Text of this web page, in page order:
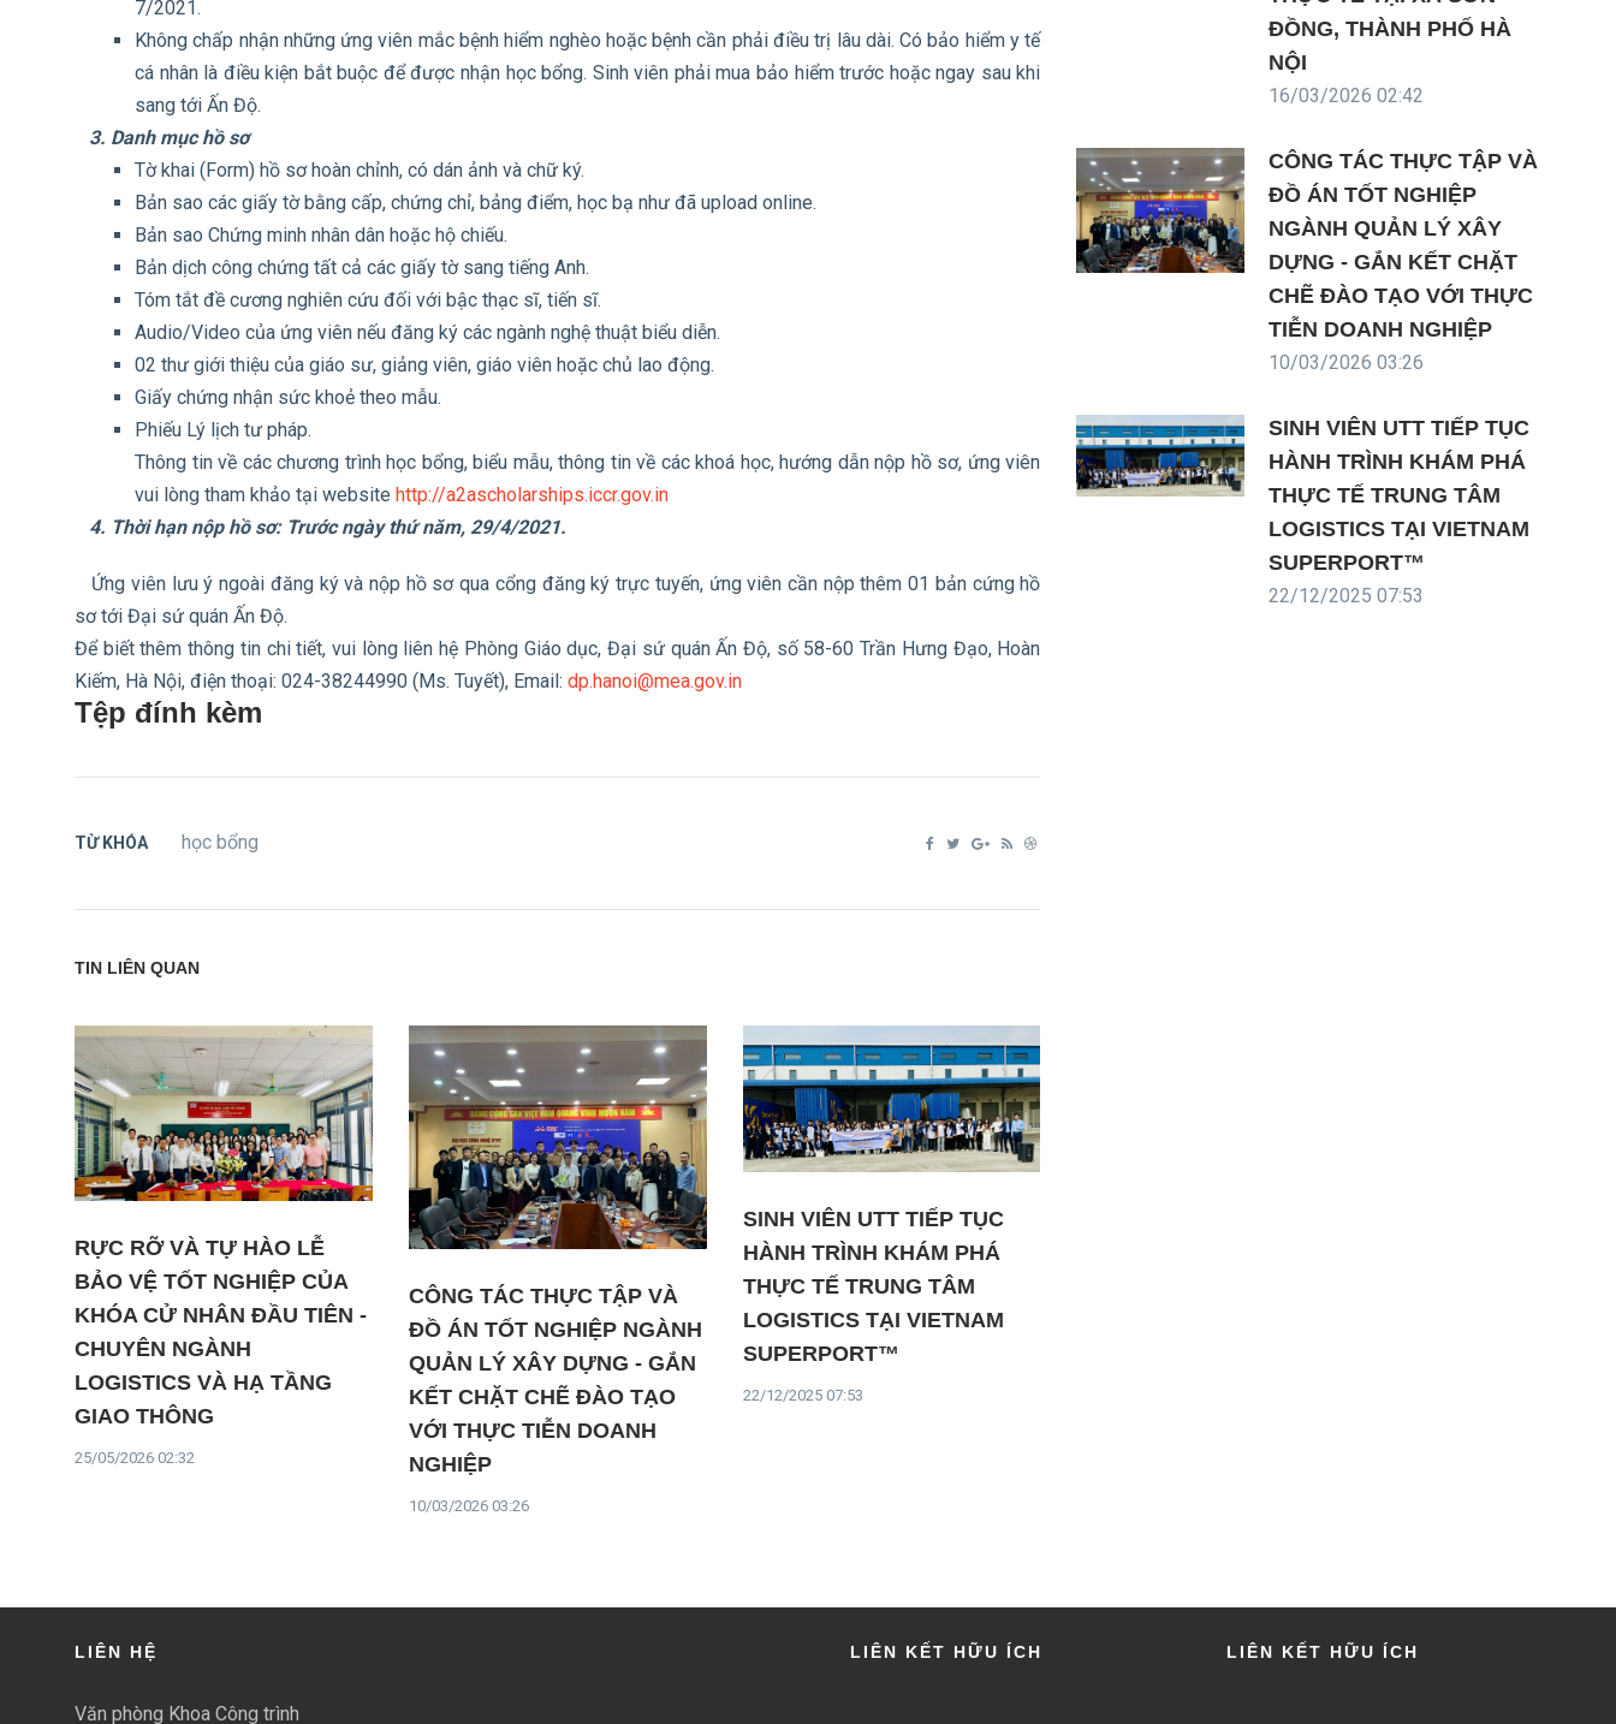
7/2021.
Không chấp nhận những ứng viên mắc bệnh hiểm nghèo hoặc bệnh cần phải điều trị lâu dài. Có bảo hiểm y tế
cá nhân là điều kiện bắt buộc để được nhận học bổng. Sinh viên phải mua bảo hiểm trước hoặc ngay sau khi
sang tới Ấn Độ.
3. Danh mục hồ sơ
Tờ khai (Form) hồ sơ hoàn chỉnh, có dán ảnh và chữ ký.
Bản sao các giấy tờ bằng cấp, chứng chỉ, bảng điểm, học bạ như đã upload online.
Bản sao Chứng minh nhân dân hoặc hộ chiếu.
Bản dịch công chứng tất cả các giấy tờ sang tiếng Anh.
Tóm tắt đề cương nghiên cứu đối với bậc thạc sĩ, tiến sĩ.
Audio/Video của ứng viên nếu đăng ký các ngành nghệ thuật biểu diễn.
02 thư giới thiệu của giáo sư, giảng viên, giáo viên hoặc chủ lao động.
Giấy chứng nhận sức khoẻ theo mẫu.
Phiếu Lý lịch tư pháp.
Thông tin về các chương trình học bổng, biểu mẫu, thông tin về các khoá học, hướng dẫn nộp hồ sơ, ứng viên
vui lòng tham khảo tại website http://a2ascholarships.iccr.gov.in
4. Thời hạn nộp hồ sơ: Trước ngày thứ năm, 29/4/2021.
Ứng viên lưu ý ngoài đăng ký và nộp hồ sơ qua cổng đăng ký trực tuyến, ứng viên cần nộp thêm 01 bản cứng hồ
sơ tới Đại sứ quán Ấn Độ.
Để biết thêm thông tin chi tiết, vui lòng liên hệ Phòng Giáo dục, Đại sứ quán Ấn Độ, số 58-60 Trần Hưng Đạo, Hoàn
Kiếm, Hà Nội, điện thoại: 024-38244990 (Ms. Tuyết), Email: dp.hanoi@mea.gov.in
Tệp đính kèm
TỪ KHÓA học bổng
TIN LIÊN QUAN
RỰC RỠ VÀ TỰ HÀO LỄ
BẢO VỆ TỐT NGHIỆP CỦA
KHÓA CỬ NHÂN ĐẦU TIÊN -
CHUYÊN NGÀNH
LOGISTICS VÀ HẠ TẦNG
GIAO THÔNG
25/05/2026 02:32
CÔNG TÁC THỰC TẬP VÀ
ĐỒ ÁN TỐT NGHIỆP NGÀNH
QUẢN LÝ XÂY DỰNG - GẮN
KẾT CHẶT CHẼ ĐÀO TẠO
VỚI THỰC TIỄN DOANH
NGHIỆP
10/03/2026 03:26
SINH VIÊN UTT TIẾP TỤC
HÀNH TRÌNH KHÁM PHÁ
THỰC TẾ TRUNG TÂM
LOGISTICS TẠI VIETNAM
SUPERPORT™
22/12/2025 07:53
ĐỒNG, THÀNH PHỐ HÀ
NỘI
16/03/2026 02:42
CÔNG TÁC THỰC TẬP VÀ
ĐỒ ÁN TỐT NGHIỆP
NGÀNH QUẢN LÝ XÂY
DỰNG - GẮN KẾT CHẶT
CHẼ ĐÀO TẠO VỚI THỰC
TIỄN DOANH NGHIỆP
10/03/2026 03:26
SINH VIÊN UTT TIẾP TỤC
HÀNH TRÌNH KHÁM PHÁ
THỰC TẾ TRUNG TÂM
LOGISTICS TẠI VIETNAM
SUPERPORT™
22/12/2025 07:53
LIÊN HỆ
Văn phòng Khoa Công trình
LIÊN KẾT HỮU ÍCH LIÊN KẾT HỮU ÍCH